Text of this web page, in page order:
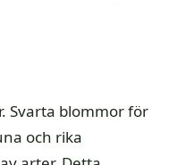
Svarta blommor för
och rika